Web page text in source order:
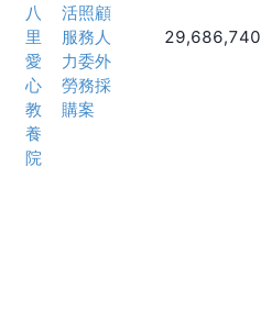
八
里
愛
心
教
養
院
活照顧
服務人
力委外
勞務採
購案
29,686,740